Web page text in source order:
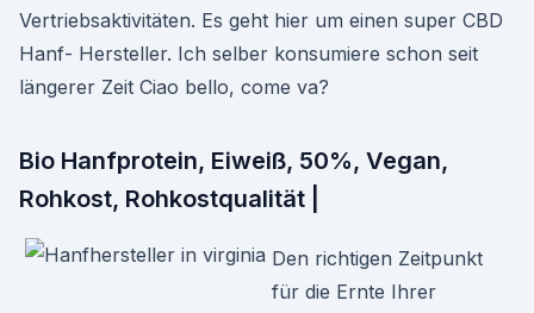
Vertriebsaktivitäten. Es geht hier um einen super CBD
Hanf- Hersteller. Ich selber konsumiere schon seit
längerer Zeit Ciao bello, come va?
Bio Hanfprotein, Eiweiß, 50%, Vegan,
Rohkost, Rohkostqualität |
Den richtigen Zeitpunkt
für die Ernte Ihrer